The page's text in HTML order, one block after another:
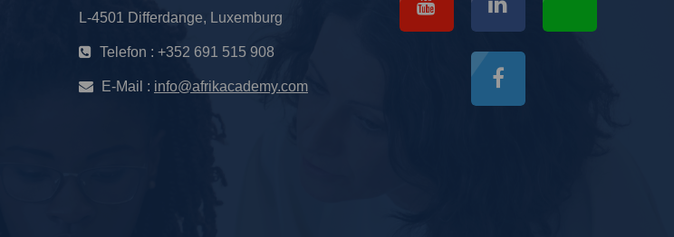
L-4501 Differdange, Luxemburg
Telefon : +352 691 515 908
E-Mail : info@afrikacademy.com